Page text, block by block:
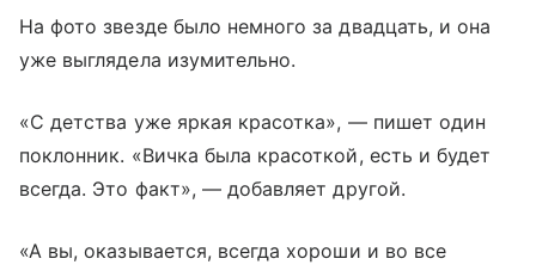
На фото звезде было немного за двадцать, и она
уже выглядела изумительно.
«С детства уже яркая красотка», — пишет один
поклонник. «Вичка была красоткой, есть и будет
всегда. Это факт», — добавляет другой.
«А вы, оказывается, всегда хороши и во все